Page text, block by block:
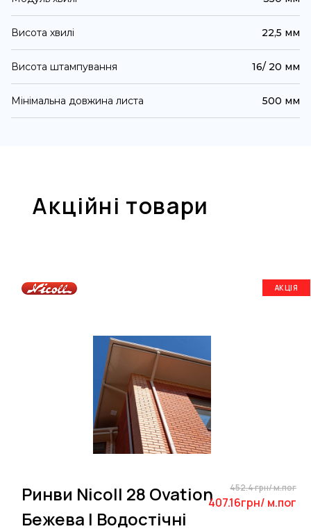
Висота хвилі 22,5 мм
Висота штампування 16/ 20 мм
Мінімальна довжина листа 500 мм
Акційні товари
АКЦІЯ
Ринви Nicoll 28 Ovation
Бежева | Водостічні
452.4 грн/ м.пог
407.16грн/ м.пог